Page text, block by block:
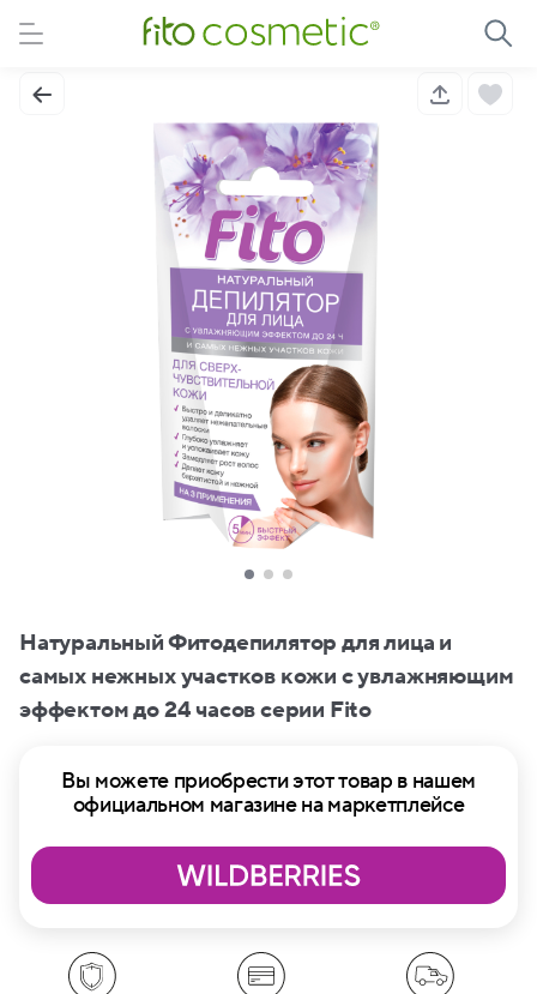
Натуральный Фитодепилятор для лица и
самых нежных участков кожи с увлажняющим
эффектом до 24 часов серии Fito
Вы можете приобрести этот товар в нашем
официальном магазине на маркетплейсе